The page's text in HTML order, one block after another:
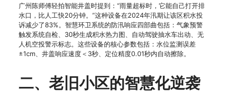
广州陈师傅轻拍智能井盖时提到：“雨量超标时，它能自己打开排
水口，比人工快20分钟。”这种设备在2024年汛期让该区积水投
诉减少了83%。智慧环卫系统的防汛响应四部曲包括：气象预警
触发系统自检、30秒生成积水热力图、自动驾驶抽水车出动、无
人机空投警示标志。这些设备的核心参数包括：水位监测误差
±1cm、井盖响应速度＜3秒、定位精度0.01秒内自动擦除。
二、老旧小区的智慧化逆袭